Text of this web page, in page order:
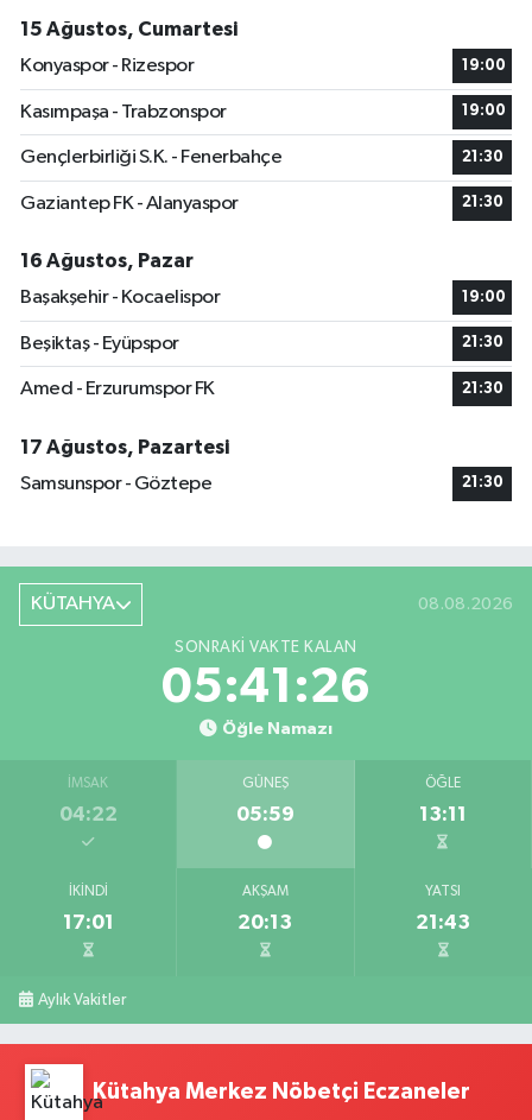
15 Ağustos, Cumartesi
Konyaspor - Rizespor
19:00
Kasımpaşa - Trabzonspor 19:00
Gençlerbirliği S.K. - Fenerbahçe 21:30
Gaziantep FK - Alanyaspor 21:30
16 Ağustos, Pazar
Başakşehir - Kocaelispor
19:00
Beşiktaş - Eyüpspor 21:30
Amed - Erzurumspor FK 21:30
17 Ağustos, Pazartesi
Samsunspor - Göztepe
21:30
KÜTAHYA 08.08.2026
SONRAKI VAKTE KALAN
05:41:25
Öğle Namazı
İMSAK
04:22
GÜNEŞ
05:59
ÖĞLE
13:11
İKINDI
17:01
AKŞAM
20:13
YATSI
21:43
Aylık Vakitler
Kütahya Merkez Nöbetçi Eczaneler